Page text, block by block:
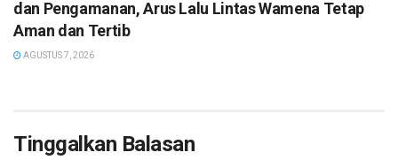
dan Pengamanan, Arus Lalu Lintas Wamena Tetap
Aman dan Tertib
AGUSTUS 7, 2026
Tinggalkan Balasan